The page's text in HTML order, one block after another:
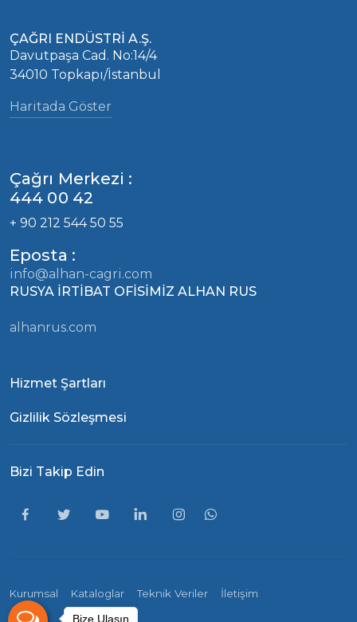
Bize Ulaşın
ÇAĞRI ENDÜSTRİ A.Ş.
Davutpaşa Cad. No:14/4
34010 Topkapı/İstanbul
Haritada Göster
Çağrı Merkezi :
444 00 42
+ 90 212 544 50 55
Eposta :
info@alhan-cagri.com
RUSYA İRTİBAT OFİSİMİZ ALHAN RUS
alhanrus.com
Hizmet Şartları
Gizlilik Sözleşmesi
Bizi Takip Edin
Kurumsal Kataloglar Teknik Veriler İletişim